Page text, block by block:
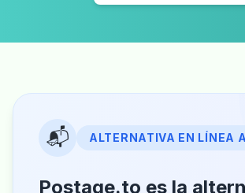
📬 ALTERNATIVA EN LÍNEA
Postage.to es la